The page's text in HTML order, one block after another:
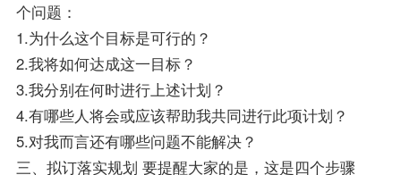
个问题：
1.为什么这个目标是可行的？
2.我将如何达成这一目标？
3.我分别在何时进行上述计划？
4.有哪些人将会或应该帮助我共同进行此项计划？
5.对我而言还有哪些问题不能解决？
三、拟订落实规划 要提醒大家的是，这是四个步骤